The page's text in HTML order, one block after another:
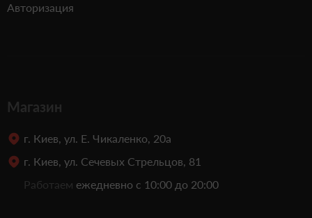
Авторизация
Магазин
г. Киев, ул. Е. Чикаленко, 20а
г. Киев, ул. Сечевых Стрельцов, 81
Работаем ежедневно с 10:00 до 20:00